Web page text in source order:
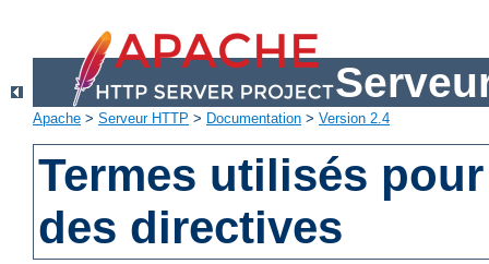
Apache > Serveur HTTP > Documentation > Version 2.4
Termes utilisés
des directives